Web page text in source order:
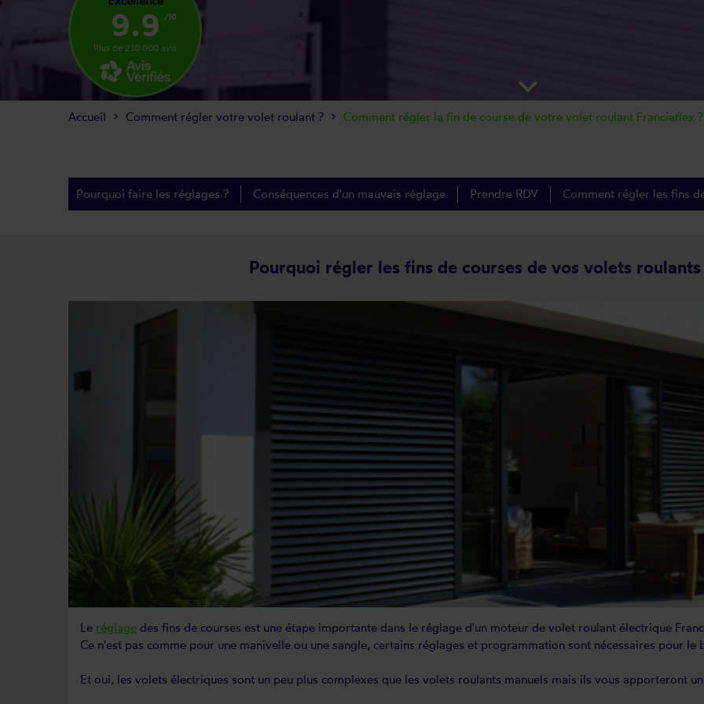
keyboard_arrow_down
9.9 /10
Plus de 210 000 avis
Pourquoi faire les réglages ? Conséquences d'un mauvais réglage Prendre RDV Comment régler les fins
Pourquoi régler les fins de courses de vos volets
Le réglage des fins de courses est une étape importante dans le réglage d'un moteur de volet roulant électrique
Ce n'est pas comme pour une manivelle ou une sangle, certains réglages et programmation sont nécessaires pour le
Et oui, les volets électriques sont un peu plus complexes que les volets roulants manuels mais ils vous apporteront
Accueil Comment régler votre volet roulant ? Comment régler la fin de course de votre volet roulant Franciaflex ?